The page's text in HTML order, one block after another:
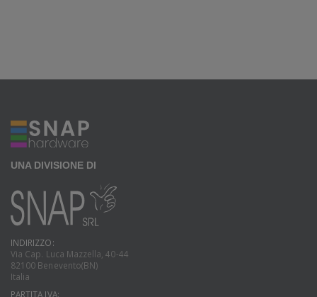
UNA DIVISIONE DI
INDIRIZZO:
Via Cap. Luca Mazzella, 40-44
82100 Benevento(BN)
Italia
PARTITA IVA: